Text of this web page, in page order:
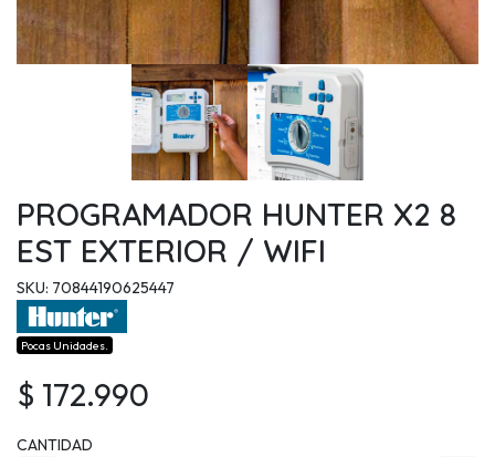
PROGRAMADOR HUNTER X2 8
EST EXTERIOR / WIFI
SKU: 70844190625447
Pocas Unidades.
$ 172.990
CANTIDAD